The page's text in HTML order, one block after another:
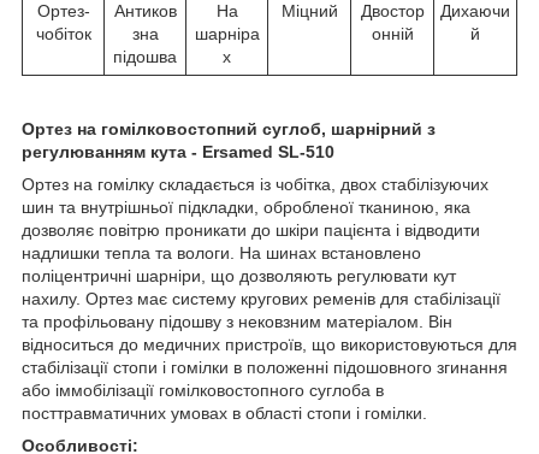
Ортез-
чобіток
Антиков
зна
підошва
На
шарніра
х
Міцний
Двостор
онній
Дихаючи
й
Ортез на гомілковостопний суглоб, шарнірний з
регулюванням кута - Ersamed SL-510
Ортез на гомілку складається із чобітка, двох стабілізуючих
шин та внутрішньої підкладки, обробленої тканиною, яка
дозволяє повітрю проникати до шкіри пацієнта і відводити
надлишки тепла та вологи. На шинах встановлено
поліцентричні шарніри, що дозволяють регулювати кут
нахилу. Ортез має систему кругових ременів для стабілізації
та профільовану підошву з нековзним матеріалом. Він
відноситься до медичних пристроїв, що використовуються для
стабілізації стопи і гомілки в положенні підошовного згинання
або іммобілізації гомілковостопного суглоба в
посттравматичних умовах в області стопи і гомілки.
Особливості: